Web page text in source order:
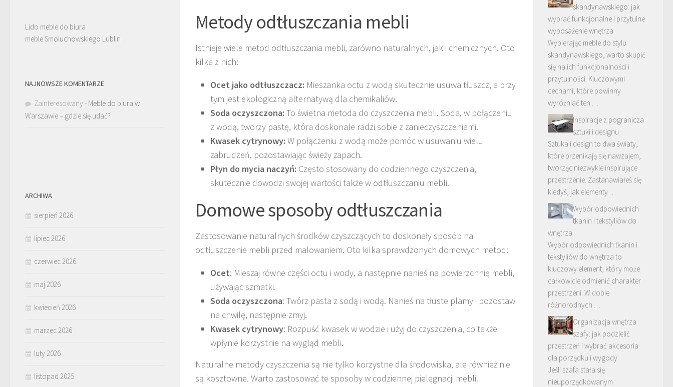
Metody odtłuszczania mebli
Istnieje wiele metod odtłuszczania mebli, zarówno naturalnych, jak i chemicznych. Oto
kilka z nich:
Ocet jako odtłuszczacz: Mieszanka octu z wodą skutecznie usuwa tłuszcz, a przy
tym jest ekologiczną alternatywą dla chemikaliów.
Soda oczyszczona: To świetna metoda do czyszczenia mebli. Soda, w połączeniu
z wodą, tworzy pastę, która doskonale radzi sobie z zanieczyszczeniami.
Kwasek cytrynowy: W połączeniu z wodą może pomóc w usuwaniu wielu
zabrudzeń, pozostawiając świeży zapach.
Płyn do mycia naczyń: Często stosowany do codziennego czyszczenia,
skutecznie dowodzi swojej wartości także w odtłuszczaniu mebli.
Domowe sposoby odtłuszczania
Zastosowanie naturalnych środków czyszczących to doskonały sposób na
odtłuszczenie mebli przed malowaniem. Oto kilka sprawdzonych domowych metod:
Ocet: Mieszaj równe części octu i wody, a następnie nanieś na powierzchnię mebli,
używając szmatki.
Soda oczyszczona: Twórz pasta z sodą i wodą. Nanieś na tłuste plamy i pozostaw
na chwilę, następnie zmyj.
Kwasek cytrynowy: Rozpuść kwasek w wodzie i użyj do czyszczenia, co także
wpłynie korzystnie na wygląd mebli.
Naturalne metody czyszczenia są nie tylko korzystne dla środowiska, ale również nie
są kosztowne. Warto zastosować te sposoby w codziennej pielęgnacji mebli.
Lido meble do biura
meble Smoluchowskiego Lublin
NAJNOWSZE KOMENTARZE
Zainteresowany - Meble do biura w
Warszawie – gdzie się udać?
ARCHIWA
sierpień 2026
lipiec 2026
czerwiec 2026
maj 2026
kwiecień 2026
marzec 2026
luty 2026
listopad 2025
skandynawskiego: jak
wybrać funkcjonalne i przytulne
wyposażenie wnętrza
Wybierając meble do stylu
skandynawskiego, warto skupić
się na ich funkcjonalności i
przytulności. Kluczowymi
cechami, które powinny
wyróżniać ten …
Inspiracje z pogranicza
sztuki i designu
Sztuka i design to dwa światy,
które przenikają się nawzajem,
tworząc niezwykle inspirujące
przestrzenie. Zastanawiałeś się
kiedyś, jak elementy …
Wybór odpowiednich
tkanin i tekstyliów do
wnętrza
Wybór odpowiednich tkanin i
tekstyliów do wnętrza to
kluczowy element, który może
całkowicie odmienić charakter
przestrzeni. W dobie
różnorodnych …
Organizacja wnętrza
szafy: jak podzielić
przestrzeń i wybrać akcesoria
dla porządku i wygody
Jeśli szafa stała się
nieuporządkowanym